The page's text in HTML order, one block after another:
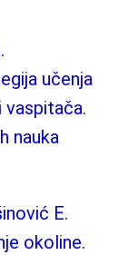
učenja
nauka
E.
okoline.